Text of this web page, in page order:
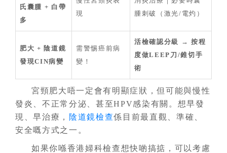
氏囊腫 + 白帶
多
現
腫刺破（激光/電灼）
肥大 + 陰道鏡
發現CIN病變
需警惕癌前病
變！
活檢確認分級 → 按程
度做LEEP刀/錐切手
術
宮頸肥大唔一定會有明顯症狀，但可能與慢性
發炎、不正常分泌、甚至HPV感染有關。想早發
現、早治療，
陰道鏡檢查係目前最直觀、準確、
安全嘅方式之一。
如果你喺香港婦科檢查想快啲搞掂，可以考慮